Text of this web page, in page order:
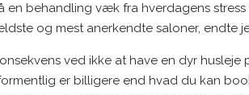
en behandling væk fra hverdagens
og mest anerkendte saloner, endte
ved ikke at have en dyr
er billigere end hvad du kan